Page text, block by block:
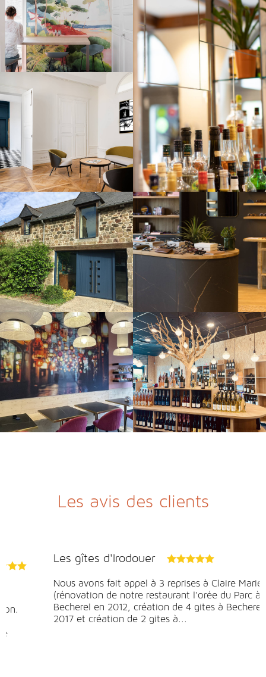
Les avis des clients
Restaurant Récolte à Bruz
Claire Marie a accompagné le projet Récolte avec
une création complète des nouveaux espaces de la
salle et du bar. Nous avons pu échanger
régulièrement ensemble pour trouver la solution la